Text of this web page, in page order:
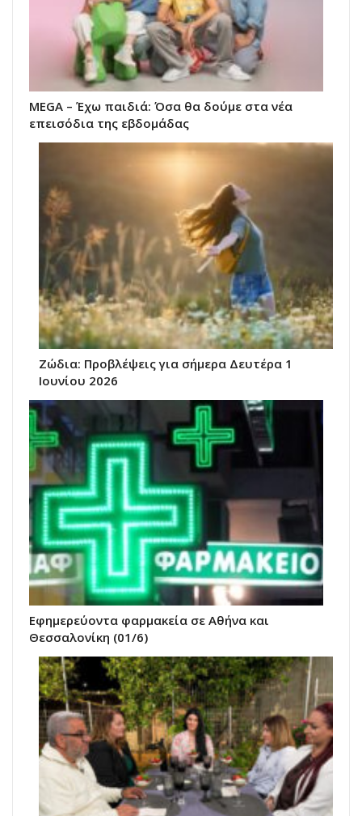
MEGA – Έχω παιδιά: Όσα θα δούμε στα νέα
επεισόδια της εβδομάδας
Ζώδια: Προβλέψεις για σήμερα Δευτέρα 1
Ιουνίου 2026
Εφημερεύοντα φαρμακεία σε Αθήνα και
Θεσσαλονίκη (01/6)